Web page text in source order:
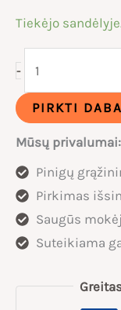
Tiekėjo
-
Baterija
16ah
PIRKTI
Mūsų privalumai:
Pinigų
Pirkimas
Saugūs
Suteikiama